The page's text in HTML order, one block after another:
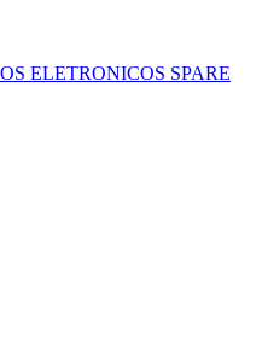
ELETRONICOS SPARE